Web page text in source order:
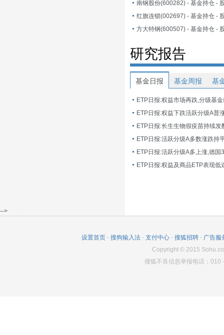
研究报告
基金日报 基金周报 基
ETP日报:权益市场再跌,分级基
ETP日报:长生生物假疫苗持续发
ETP日报:活跃分级A多数涨跌持
ETP日报:活跃分级A多上涨,德国
-->
设置首页 - 搜狗输入法 - 支付中心 - 搜狐招聘 - 广告服
Copyright© 2015
搜狐不良信息举报电话：010